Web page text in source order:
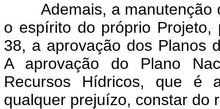
Ademais, a manutenção
o espírito do próprio
38, a aprovação dos Planos
A aprovação do Plano
Recursos Hídricos, que é
qualquer prejuízo, constar do